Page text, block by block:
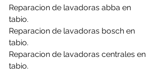
Reparacion de lavadoras abba en
tabio.
Reparacion de lavadoras bosch en
tabio.
Reparacion de lavadoras centrales en
tabio.